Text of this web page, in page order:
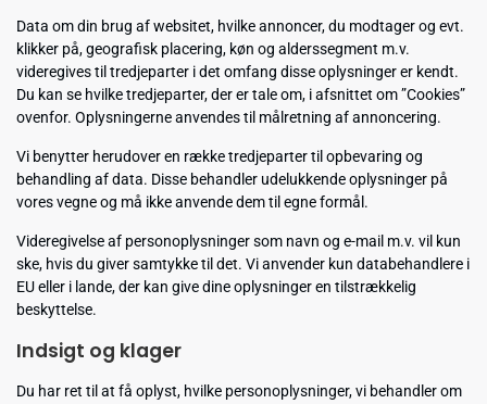
Data om din brug af websitet, hvilke annoncer, du modtager og evt.
klikker på, geografisk placering, køn og alderssegment m.v.
videregives til tredjeparter i det omfang disse oplysninger er kendt.
Du kan se hvilke tredjeparter, der er tale om, i afsnittet om ”Cookies”
ovenfor. Oplysningerne anvendes til målretning af annoncering.
Vi benytter herudover en række tredjeparter til opbevaring og
behandling af data. Disse behandler udelukkende oplysninger på
vores vegne og må ikke anvende dem til egne formål.
Videregivelse af personoplysninger som navn og e-mail m.v. vil kun
ske, hvis du giver samtykke til det. Vi anvender kun databehandlere i
EU eller i lande, der kan give dine oplysninger en tilstrækkelig
beskyttelse.
Indsigt og klager
Du har ret til at få oplyst, hvilke personoplysninger, vi behandler om